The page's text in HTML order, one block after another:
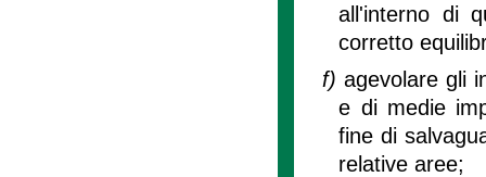
all'interno di
corretto
f) agevolare gli
e di medie
fine di
relative aree;